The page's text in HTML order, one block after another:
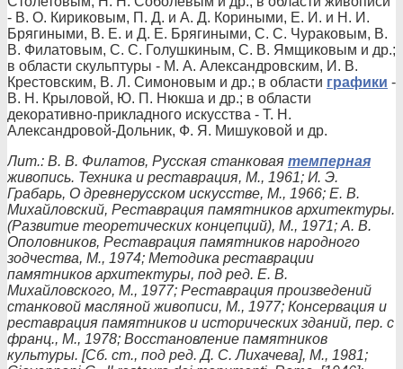
- В. О. Кириковым, П. Д. и А. Д. Кориными, Е. И. и Н. И.
Брягиными, В. Е. и Д. Е. Брягиными, С. С. Чураковым, В.
В. Филатовым, С. С. Голушкиным, С. В. Ямщиковым и др.;
в области скульптуры - М. А. Александровским, И. В.
Крестовским, В. Л. Симоновым и др.; в области графики -
В. Н. Крыловой, Ю. П. Нюкша и др.; в области
декоративно-прикладного искусства - Т. Н.
Александровой-Дольник, Ф. Я. Мишуковой и др.
Лит.: В. В. Филатов, Русская станковая темперная
живопись. Техника и реставрация, М., 1961; И. Э.
Грабарь, О древнерусском искусстве, М., 1966; Е. В.
Михайловский, Реставрация памятников архитектуры.
(Развитие теоретических концепций), М., 1971; А. В.
Ополовников, Реставрация памятников народного
зодчества, М., 1974; Методика реставрации
памятников архитектуры, под ред. Е. В.
Михайловского, М., 1977; Реставрация произведений
станковой масляной живописи, М., 1977; Консервация и
реставрация памятников и исторических зданий, пер. с
франц., М., 1978; Восстановление памятников
культуры. [Сб. ст., под ред. Д. С. Лихачева], М., 1981;